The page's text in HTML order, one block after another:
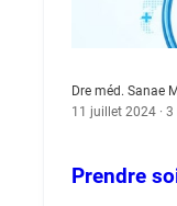
Dre méd. Sanae
11 juillet 2024 ·
Prendre